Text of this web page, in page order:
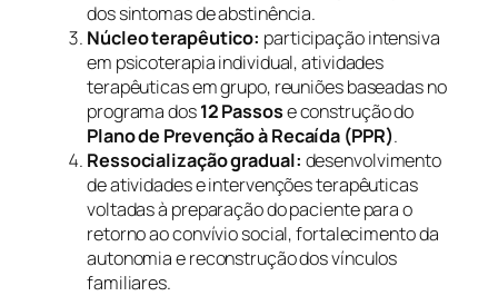
dos sintomas de abstinência.
Núcleo terapêutico: participação intensiva
em psicoterapia individual, atividades
terapêuticas em grupo, reuniões baseadas no
programa dos12 Passose construção do
Plano de Prevenção à Recaída (PPR).
Ressocialização gradual: desenvolvimento
de atividades e intervenções terapêuticas
voltadas à preparação do paciente para o
retorno ao convívio social, fortalecimento da
autonomia e reconstrução dos vínculos
familiares.